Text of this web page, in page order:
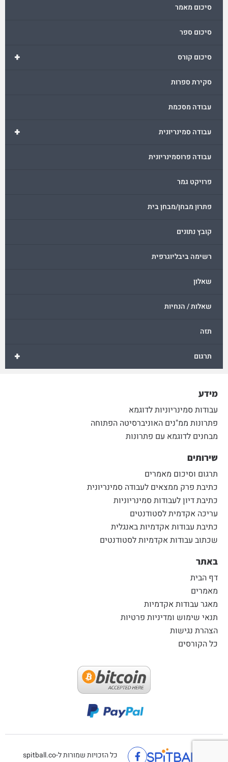
סיכום מאמר
סיכום ספר
+ סיכום קורס
סקירת ספרות
עבודה מסכמת
+ עבודה סמינריונית
עבודה פרוסמינריונית
פרויקט גמר
פתרון מבחן/מבחן בית
קובץ נתונים
רשימה ביבליוגרפית
שאלון
שאלות / הנחיות
תזה
+ תרגום
מידע
עבודות סמינריוניות לדוגמא
פתרונות ממ"נים האוניברסיטה הפתוחה
מבחנים לדוגמא עם פתרונות
שירותים
תרגום וסיכום מאמרים
כתיבת פרק ממצאים לעבודה סמינריונית
כתיבת דיון לעבודות סמינריוניות
עריכה אקדמית לסטודנטים
כתיבת עבודות אקדמיות באנגלית
שכתוב עבודות אקדמיות לסטודנטים
באתר
דף הבית
מאמרים
מאגר עבודות אקדמיות
תנאי שימוש ומדיניות פרטיות
הצהרת נגישות
כל הקורסים
כל הזכויות שמורות ל-spitball.co